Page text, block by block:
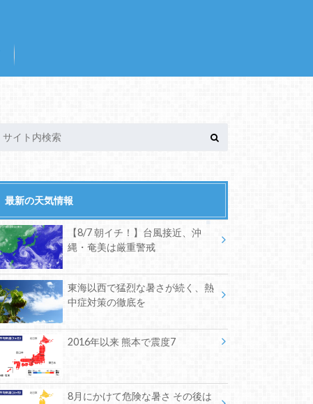
最新の天気情報
【8/7 朝イチ！】台風接近、沖
縄・奄美は厳重警戒
東海以西で猛烈な暑さが続く、熱
中症対策の徹底を
2016年以来 熊本で震度7
8月にかけて危険な暑さ その後は